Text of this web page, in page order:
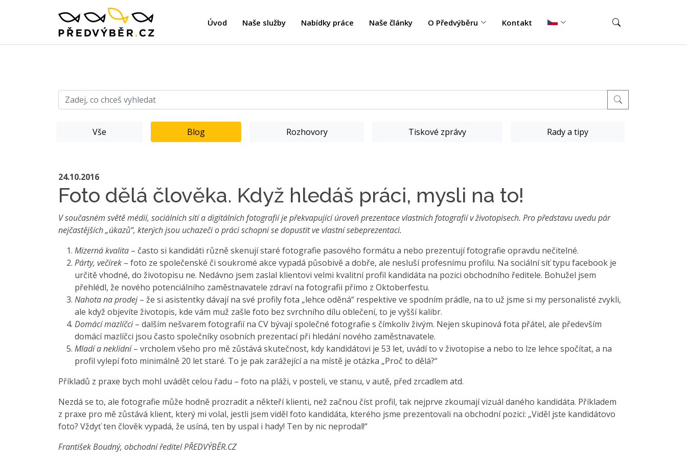
Úvod Naše služby Nabídky práce Naše články O Předvýběru Kontakt
Vše Blog Rozhovory Tiskové zprávy Rady a tipy
24.10.2016
Foto dělá člověka. Když hledáš práci, mysli na to!
V současném světě médií, sociálních sítí a digitálních fotografií je překvapující úroveň prezentace vlastních fotografií v životopisech. Pro představu uvedu pár
nejčastějších „úkazů“, kterých jsou uchazeči o práci schopni se dopustit ve vlastní sebeprezentaci.
Mizerná kvalita – často si kandidáti různě skenují staré fotografie pasového formátu a nebo prezentují fotografie opravdu nečitelné.
Párty, večírek – foto ze společenské či soukromé akce vypadá působivě a dobře, ale nesluší profesnímu profilu. Na sociální síť typu facebook je
určitě vhodné, do životopisu ne. Nedávno jsem zaslal klientovi velmi kvalitní profil kandidáta na pozici obchodního ředitele. Bohužel jsem
přehlédl, že nového potenciálního zaměstnavatele zdraví na fotografii přímo z Oktoberfestu.
Nahota na prodej – že si asistentky dávají na své profily fota „lehce oděná“ respektive ve spodním prádle, na to už jsme si my personalisté zvykli,
ale když objevíte životopis, kde vám muž zašle foto bez svrchního dílu oblečení, to je vyšší kalibr.
Domácí mazlíčci– dalším nešvarem fotografií na CV bývají společné fotografie s čímkoliv živým. Nejen skupinová fota přátel, ale především
domácí mazlíčci jsou často společníky osobních prezentací při hledání nového zaměstnavatele.
Mladí a neklidní– vrcholem všeho pro mě zůstává skutečnost, kdy kandidátovi je 53 let, uvádí to v životopise a nebo to lze lehce spočítat, a na
profil vylepí foto minimálně 20 let staré. To je pak zarážející a na místě je otázka „Proč to dělá?“
Příkladů z praxe bych mohl uvádět celou řadu – foto na pláži, v posteli, ve stanu, v autě, před zrcadlem atd.
Nezdá se to, ale fotografie může hodně prozradit a někteří klienti, než začnou číst profil, tak nejprve zkoumají vizuál daného kandidáta. Příkladem
z praxe pro mě zůstává klient, který mi volal, jestli jsem viděl foto kandidáta, kterého jsme prezentovali na obchodní pozici: „Viděl jste kandidátovo
foto? Vždyť ten člověk vypadá, že usíná, ten by uspal i hady! Ten by nic neprodal!“
František Boudný, obchodní ředitel PŘEDVÝBĚR.CZ